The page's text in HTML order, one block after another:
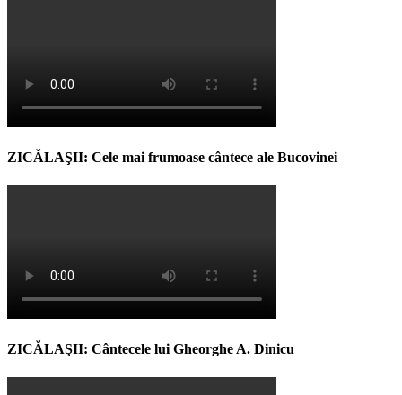
ZICĂLAŞII: Cele mai frumoase cântece ale Bucovinei
ZICĂLAŞII: Cântecele lui Gheorghe A. Dinicu